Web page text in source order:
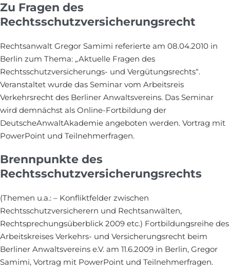
Zu Fragen des
Rechtsschutzversicherungsrecht
Rechtsanwalt Gregor Samimi referierte am 08.04.2010 in
Berlin zum Thema: „Aktuelle Fragen des
Rechtsschutzversicherungs- und Vergütungsrechts“.
Veranstaltet wurde das Seminar vom Arbeitsreis
Verkehrsrecht des Berliner Anwaltsvereins. Das Seminar
wird demnächst als Online-Fortbildung der
DeutscheAnwaltAkademie angeboten werden. Vortrag mit
PowerPoint und Teilnehmerfragen.
Brennpunkte des
Rechtsschutzversicherungsrechts
(Themen u.a.: – Konfliktfelder zwischen
Rechtsschutzversicherern und Rechtsanwälten,
Rechtsprechungsüberblick 2009 etc.) Fortbildungsreihe des
Arbeitskreises Verkehrs- und Versicherungsrecht beim
Berliner Anwaltsvereins e.V. am 11.6.2009 in Berlin, Gregor
Samimi, Vortrag mit PowerPoint und Teilnehmerfragen.